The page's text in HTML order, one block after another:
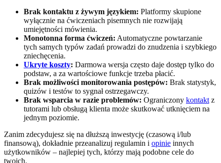
Brak kontaktu z żywym językiem: Platformy skupione
wyłącznie na ćwiczeniach pisemnych nie rozwijają
umiejętności mówienia.
Monotonna forma ćwiczeń: Automatyczne powtarzanie
tych samych typów zadań prowadzi do znudzenia i szybkiego
zniechęcenia.
Ukryte koszty: Darmowa wersja często daje dostęp tylko do
podstaw, a za wartościowe funkcje trzeba płacić.
Brak możliwości monitorowania postępów: Brak statystyk,
quizów i testów to sygnał ostrzegawczy.
Brak wsparcia w razie problemów: Ograniczony kontakt z
tutorami lub obsługą klienta może skutkować utknięciem na
jednym poziomie.
Zanim zdecydujesz się na dłuższą inwestycję (czasową i/lub
finansową), dokładnie przeanalizuj regulamin i opinie innych
użytkowników – najlepiej tych, którzy mają podobne cele do
twoich.